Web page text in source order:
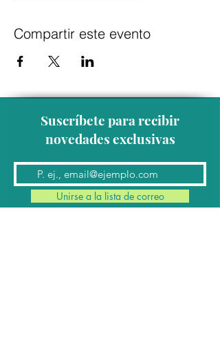
Compartir este evento
Suscríbete para recibir
novedades exclusivas
Unirse a la lista de correo